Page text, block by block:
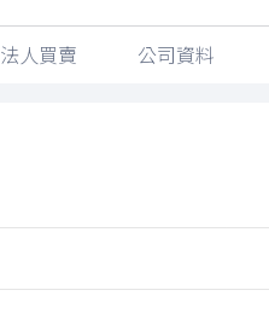
法人買賣 公司資料